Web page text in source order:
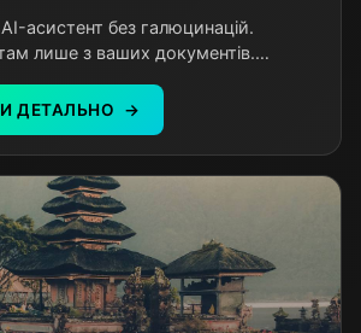
асистент без галюцинацій.
лише з ваших документів.
ДЕТАЛЬНО